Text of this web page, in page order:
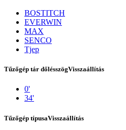
BOSTITCH
EVERWIN
MAX
SENCO
Tjep
Tűzőgép tár dőlésszögVisszaállítás
0'
34'
Tűzőgép típusaVisszaállítás